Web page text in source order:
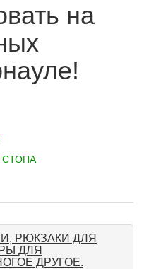
на
СТОПА
РЮКЗАКИ ДЛЯ
ДЛЯ
ДРУГОЕ.